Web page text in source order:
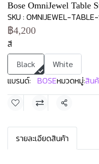
Bose OmniJewel
SKU : OMNIJEWEL-
฿4,200
สี
Black White
แบรนด์: BOSEหมวดหมู่:สิน
แชร์
รายละเอียดสินค้า